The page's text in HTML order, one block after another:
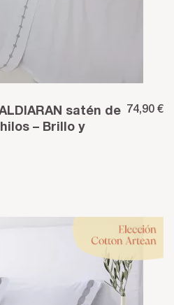
satén de
– Brillo y
74,90 €